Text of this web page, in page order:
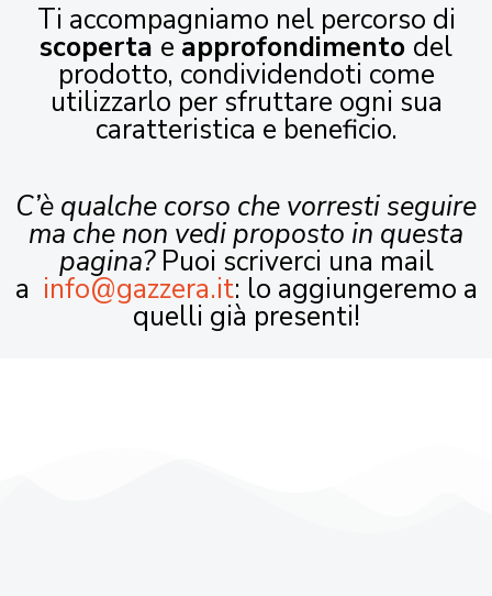
Ti accompagniamo nel percorso di
scoperta e approfondimento del
prodotto, condividendoti come
utilizzarlo per sfruttare ogni sua
caratteristica e beneficio.
C’è qualche corso che vorresti seguire
ma che non vedi proposto in questa
pagina?Puoi scriverci una mail
a info@gazzera.it: lo aggiungeremo a
quelli già presenti!